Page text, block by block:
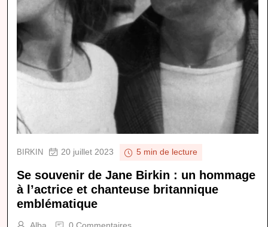
BIRKIN 20 juillet 2023 5 min de lecture
Se souvenir de Jane Birkin : un hommage
à l’actrice et chanteuse britannique
emblématique